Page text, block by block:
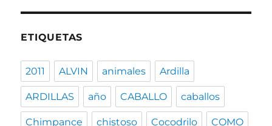
ETIQUETAS
2011 ALVIN animales Ardilla
ARDILLAS año CABALLO caballos
Chimpance chistoso Cocodrilo COMO